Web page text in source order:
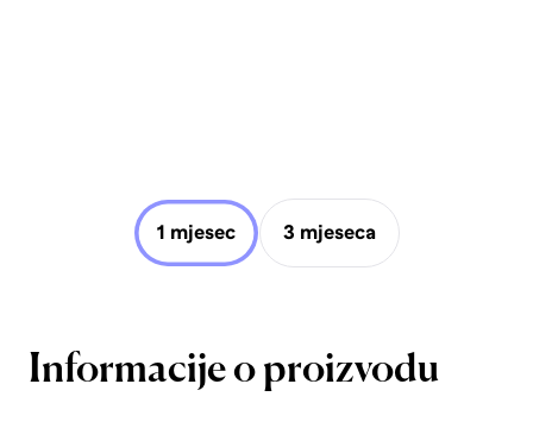
1 mjesec 3 mjeseca
Informacije o proizvodu